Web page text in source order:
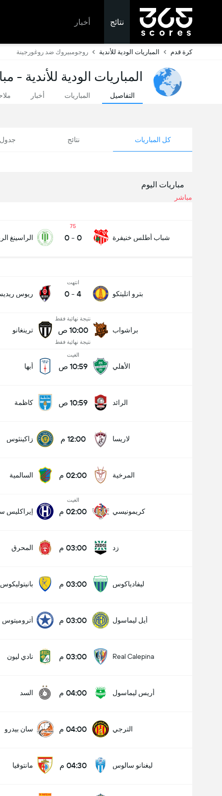
نتائج أخبار
كرة قدم المباريات الودية للأندية روجومبيروك ضد روغورجينة
المباريات الودية للأندية -
التفاصيل المباريات أخبار
كل المباريات نتائج جدول
مباريات اليوم
مباشر
شباب أطلس خنيفرة
75
0
-
0 الراسينغ
بترو اتليتكو
انتهت
4
-
0 ريوس
براشواب
نتيجة نهائية فقط
10:00 ص
نتيجة نهائية فقط
ترينغانو
الأهلي
الغيت
10:59 ص أبها
الرائد 10:59 ص كاظمة
لاريسا 12:00 م زاكينثوس
المرخية 02:00 م السالمية
كريمونيسي
الغيت
02:00 م إيراكليس
زد 03:00 م المحرق
ليفادياكوس 03:00 م بانيتوليكوس
أيل ليماسول 03:00 م أتروميتوس
Real Calepina 03:00 م نادي ليون
أريس ليماسول 04:00 م السد
الترجي 04:00 م سان بيدرو
ليغنانو سالوس 04:30 م مانتوفيا